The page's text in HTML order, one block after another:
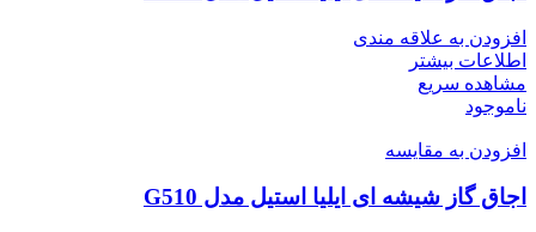
افزودن به علاقه مندی
اطلاعات بیشتر
مشاهده سریع
ناموجود
افزودن به مقایسه
اجاق گاز شیشه ای ایلیا استیل مدل G510